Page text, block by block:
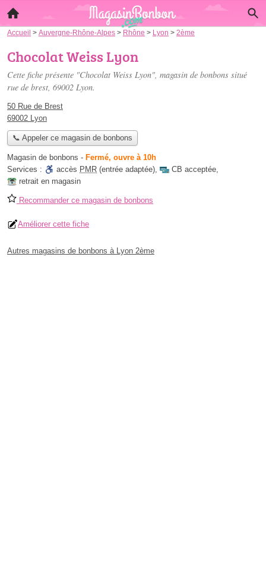
Accueil > Auvergne-Rhône-Alpes > Rhône > Lyon > 2ème
Chocolat Weiss Lyon
Cette fiche présente "Chocolat Weiss Lyon", magasin de bonbons situé
rue de brest, 69002 Lyon.
50 Rue de Brest
69002 Lyon
📞 Appeler ce magasin de bonbons
Magasin de bonbons - Fermé, ouvre à 10h
Services :
accès PMR (entrée adaptée), CB acceptée,
retrait en magasin
Recommander ce magasin de bonbons
Améliorer cette fiche
Autres magasins de bonbons à Lyon 2ème